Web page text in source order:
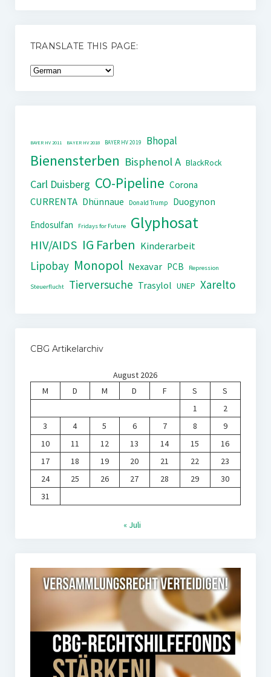
TRANSLATE THIS PAGE:
BAYER HV 2011 BAYER HV 2018 BAYER HV 2019 Bhopal
Bienensterben Bisphenol A BlackRock
Carl Duisberg CO-Pipeline Corona
CURRENTA Dhünnaue Donald Trump
Duogynon
Endosulfan
Fridays for Future Glyphosat
HIV/AIDS IG Farben Kinderarbeit
Lipobay Monopol Nexavar PCB Repression
Steuerflucht Tierversuche Trasylol UNEP Xarelto
CBG Artikelarchiv
August 2026
M
D M D F S
S
1
2
3
4 5 6 7 8
9
10
11 12 13 14 15
16
17
18 19 20 21 22
23
24
25 26 27 28 29
30
31
« Juli